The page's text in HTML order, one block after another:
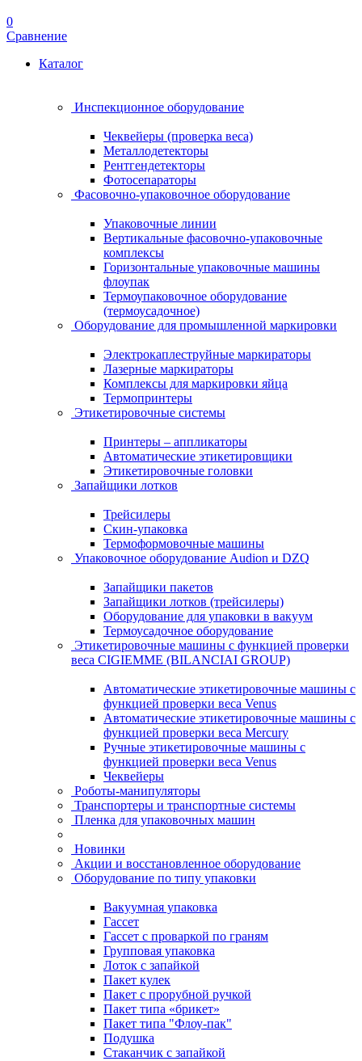
0
Сравнение
Каталог
Инспекционное оборудование
Чеквейеры (проверка веса)
Металлодетекторы
Рентгендетекторы
Фотосепараторы
Фасовочно-упаковочное оборудование
Упаковочные линии
Вертикальные фасовочно-упаковочные
комплексы
Горизонтальные упаковочные машины
флоупак
Термоупаковочное оборудование
(термоусадочное)
Оборудование для промышленной маркировки
Электрокаплеструйные маркираторы
Лазерные маркираторы
Комплексы для маркировки яйца
Термопринтеры
Этикетировочные системы
Принтеры – аппликаторы
Автоматические этикетировщики
Этикетировочные головки
Запайщики лотков
Трейсилеры
Скин-упаковка
Термоформовочные машины
Упаковочное оборудование Audion и DZQ
Запайщики пакетов
Запайщики лотков (трейсилеры)
Оборудование для упаковки в вакуум
Термоусадочное оборудование
Этикетировочные машины с функцией проверки
веса CIGIEMME (BILANCIAI GROUP)
Автоматические этикетировочные машины с
функцией проверки веса Venus
Автоматические этикетировочные машины с
функцией проверки веса Mercury
Ручные этикетировочные машины с
функцией проверки веса Venus
Чеквейеры
Роботы-манипуляторы
Транспортеры и транспортные системы
Пленка для упаковочных машин
Новинки
Акции и восстановленное оборудование
Оборудование по типу упаковки
Вакуумная упаковка
Гассет
Гассет с проваркой по граням
Групповая упаковка
Лоток с запайкой
Пакет кулек
Пакет с прорубной ручкой
Пакет типа «брикет»
Пакет типа "Флоу-пак"
Подушка
Стаканчик с запайкой